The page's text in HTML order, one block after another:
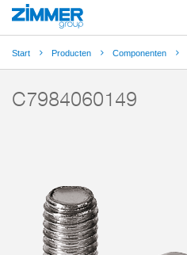
Start Producten Componenten
C7984060149